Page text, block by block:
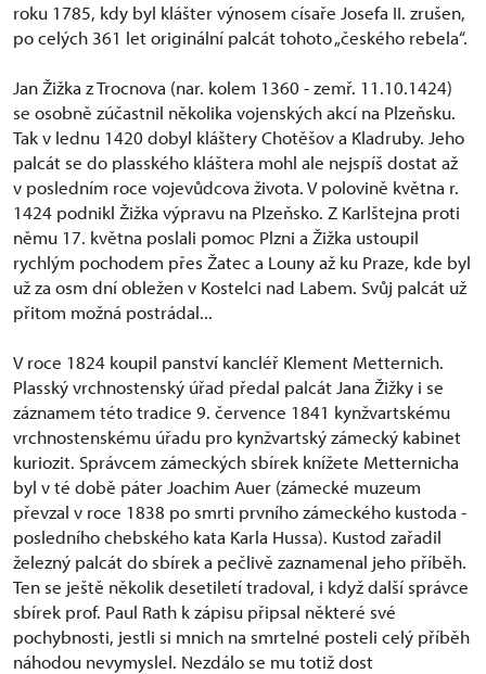
roku 1785, kdy byl klášter výnosem císaře Josefa II. zrušen,
po celých 361 let originální palcát tohoto „českého rebela“.
Jan Žižka z Trocnova (nar. kolem 1360 - zemř. 11.10.1424)
se osobně zúčastnil několika vojenských akcí na Plzeňsku.
Tak v lednu 1420 dobyl kláštery Chotěšov a Kladruby. Jeho
palcát se do plasského kláštera mohl ale nejspíš dostat až
v posledním roce vojevůdcova života. V polovině května r.
1424 podnikl Žižka výpravu na Plzeňsko. Z Karlštejna proti
němu 17. května poslali pomoc Plzni a Žižka ustoupil
rychlým pochodem přes Žatec a Louny až ku Praze, kde byl
už za osm dní obležen v Kostelci nad Labem. Svůj palcát už
přitom možná postrádal...
V roce 1824 koupil panství kancléř Klement Metternich.
Plasský vrchnostenský úřad předal palcát Jana Žižky i se
záznamem této tradice 9. července 1841 kynžvartskému
vrchnostenskému úřadu pro kynžvartský zámecký kabinet
kuriozit. Správcem zámeckých sbírek knížete Metternicha
byl v té době páter Joachim Auer (zámecké muzeum
převzal v roce 1838 po smrti prvního zámeckého kustoda -
posledního chebského kata Karla Hussa). Kustod zařadil
železný palcát do sbírek a pečlivě zaznamenal jeho příběh.
Ten se ještě několik desetiletí tradoval, i když další správce
sbírek prof. Paul Rath k zápisu připsal některé své
pochybnosti, jestli si mnich na smrtelné posteli celý příběh
náhodou nevymyslel. Nezdálo se mu totiž dost